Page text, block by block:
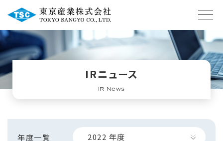
IRニュース
IR News
年度一覧 2022 年度